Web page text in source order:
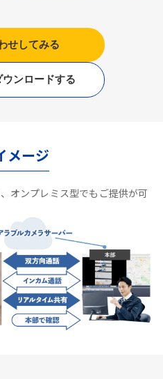
せしてみる
ンロードする
メージ
オンプレミス型でもご提供が可